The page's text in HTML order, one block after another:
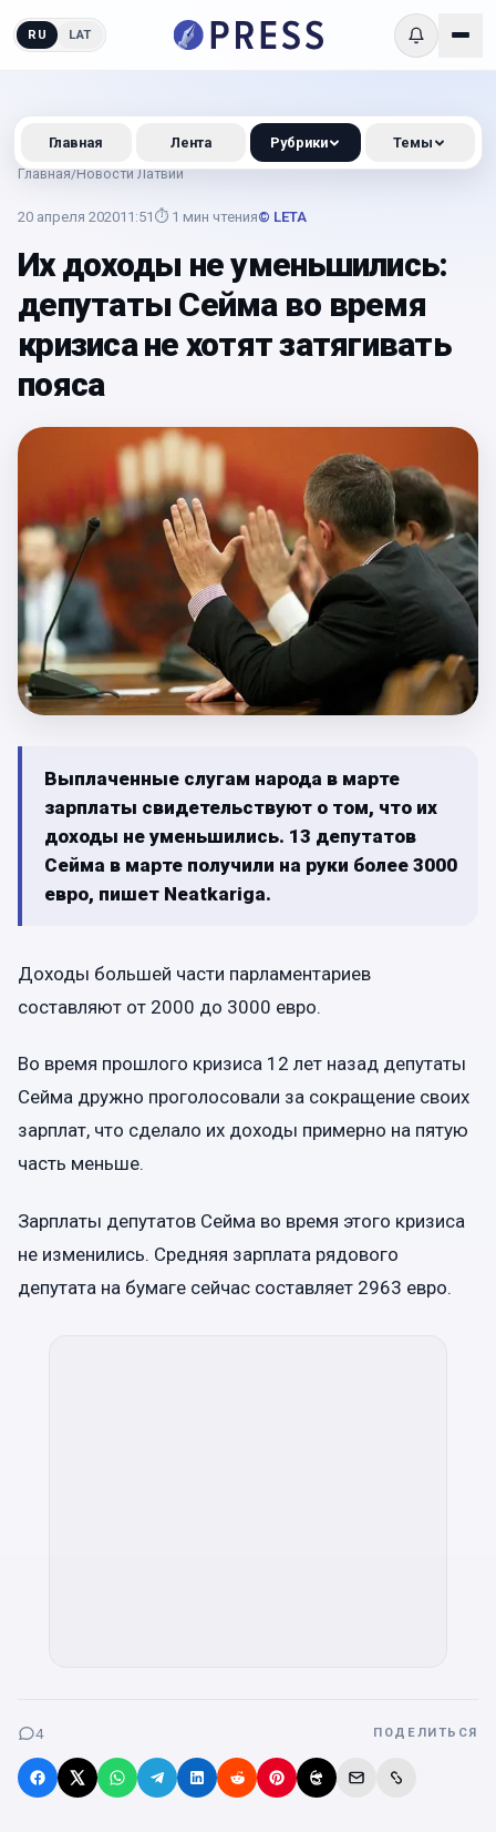
RU LAT
Главная/Новости Латвии
20 апреля 202011:51 ⏱ 1 мин чтения© LETA
Их доходы не уменьшились:
депутаты Сейма во время
кризиса не хотят затягивать
пояса
Выплаченные слугам народа в марте
зарплаты свидетельствуют о том, что их
доходы не уменьшились. 13 депутатов
Сейма в марте получили на руки более 3000
евро, пишет Neatkariga.
Доходы большей части парламентариев
составляют от 2000 до 3000 евро.
Во время прошлого кризиса 12 лет назад депутаты
Сейма дружно проголосовали за сокращение своих
зарплат, что сделало их доходы примерно на пятую
часть меньше.
Зарплаты депутатов Сейма во время этого кризиса
не изменились. Средняя зарплата рядового
депутата на бумаге сейчас составляет 2963 евро.
4 ПОДЕЛИТЬСЯ
Главная Лента Рубрики Темы